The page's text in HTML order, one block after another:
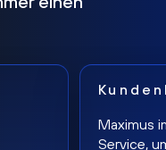
Maximus
Service,